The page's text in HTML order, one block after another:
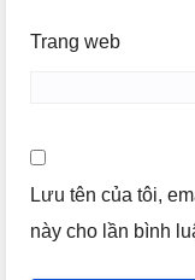
Trang web
Lưu tên của tôi,
này cho lần bình